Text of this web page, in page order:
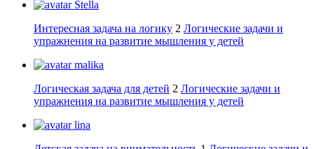
Stella
Интересная задача на логику 2 Логические задачи и
упражнения на развитие мышления у детей
malika
Логическая задача для детей 2 Логические задачи и
упражнения на развитие мышления у детей
lina